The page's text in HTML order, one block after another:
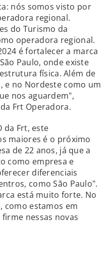
nós somos visto por
regional.
do Turismo da
operadora regional.
é fortalecer a marca
Paulo, onde existe
física. Além de
e no Nordeste como um
nos aguardem",
Frt Operadora.
da Frt, este
maiores é o próximo
de 22 anos, já que a
como empresa e
diferenciais
como São Paulo".
está muito forte. No
como estamos em
nessas novas